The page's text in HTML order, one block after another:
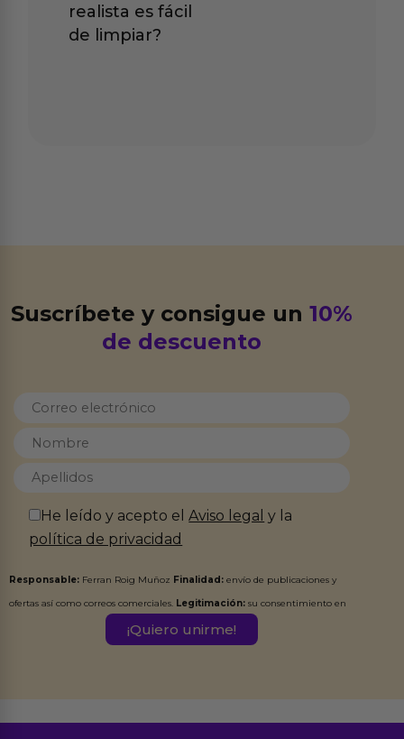
realista es fácil
de limpiar?
Suscríbete y consigue un10%
de descuento
He leído y acepto elAviso legal y la
política de privacidad
Responsable: Ferran Roig Muñoz Finalidad: envío de publicaciones y
ofertas así como correos comerciales. Legitimación: su consentimiento en
Destinatarios:Ferran Roig Muñoz. Podrás ejercer tus